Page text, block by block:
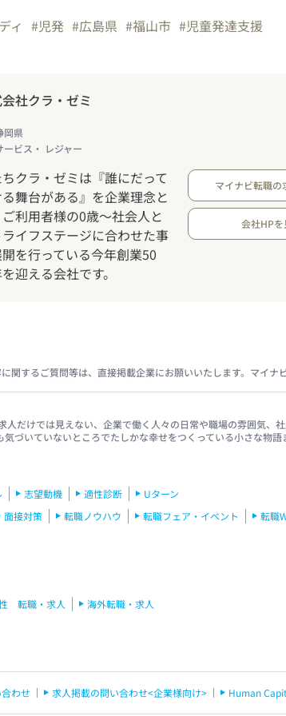
ィ #児発 #広島県 #福山市 #児童発達支援
社クラ・ゼミ
岡県
ービス・ レジャー
クラ・ゼミは『誰にだって
舞台がある』を企業理念と
ご利用者様の0歳～社会人と
ライフステージに合わせた事
を行っている今年創業50
迎える会社です。
マイナビ転職の
会社HPを
するご質問等は、直接掲載企業にお願いいたします。マイナ
だけでは見えない、企業で働く人々の日常や職場の雰囲気、
づいていないところでたしかな幸せをつくっている小さな物語
志望動機 適性診断
Uターン
面接対策 転職ノウハウ 転職フェア・イベント
転職
転職・求人
海外転職・求人
わせ 求人掲載の問い合わせ<企業様向け> Human